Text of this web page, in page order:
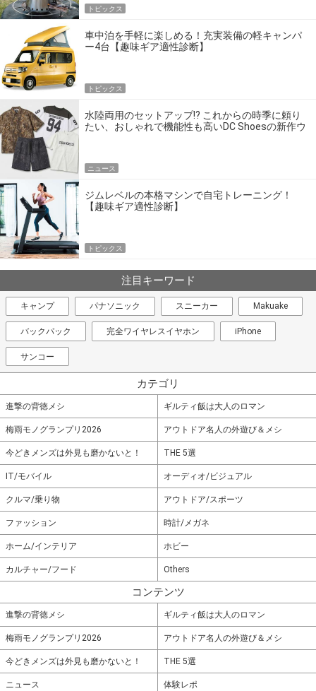
トピックス
車中泊を手軽に楽しめる！充実装備の軽キャンパ
ー4台【趣味ギア適性診断】
トピックス
水陸両用のセットアップ!? これからの時季に頼り
たい、おしゃれで機能性も高いDC Shoesの新作ウ
ニュース
ジムレベルの本格マシンで自宅トレーニング！
【趣味ギア適性診断】
トピックス
注目キーワード
キャンプ パナソニック スニーカー Makuake
バックパック 完全ワイヤレスイヤホン iPhone
サンコー
カテゴリ
進撃の背徳メシ ギルティ飯は大人のロマン
梅雨モノグランプリ2026 アウトドア名人の外遊び＆メシ
今どきメンズは外見も磨かないと！ THE 5選
IT/モバイル オーディオ/ビジュアル
クルマ/乗り物 アウトドア/スポーツ
ファッション 時計/メガネ
ホーム/インテリア ホビー
カルチャー/フード Others
コンテンツ
進撃の背徳メシ ギルティ飯は大人のロマン
梅雨モノグランプリ2026 アウトドア名人の外遊び＆メシ
今どきメンズは外見も磨かないと！ THE 5選
ニュース 体験レポ